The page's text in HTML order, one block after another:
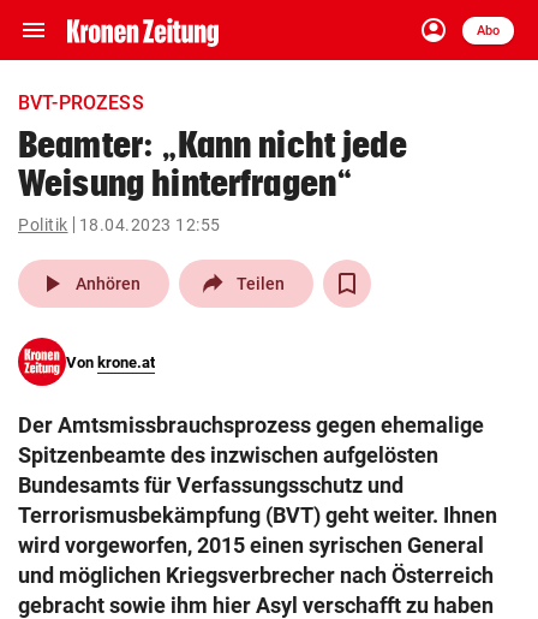
menu Navigation
ein-/ausklappen
account_circle
Anmelden
Abo
close Schließen
account_circle Anmelden
pin_drop
Wien arrow_right
search
eingeben
© Krone Multimedia GmbH & Co KG 2026
Muthgasse 2, 1190 Wien
BVT-PROZESS
Beamter: „Kann nicht jede
Weisung hinterfragen“
Politik 18.04.2023 12:55
play_arrow Anhören Teilen
Von krone.at
Der Amtsmissbrauchsprozess gegen ehemalige
Spitzenbeamte des inzwischen aufgelösten
Bundesamts für Verfassungsschutz und
Terrorismusbekämpfung (BVT) geht weiter. Ihnen
wird vorgeworfen, 2015 einen syrischen General
und möglichen Kriegsverbrecher nach Österreich
gebracht sowie ihm hier Asyl verschafft zu haben